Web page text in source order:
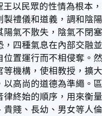
以民眾的性情為根本，
製禮儀和道義，調和陰
陽氣不散失，陰氣不閉
，四種氣息在內部交融
位置運行而不相侵奪。
機構，使相教授，擴
以高尚的道德為準繩。
律終始的順序，用來衡
貴賤、長幼、男女等人